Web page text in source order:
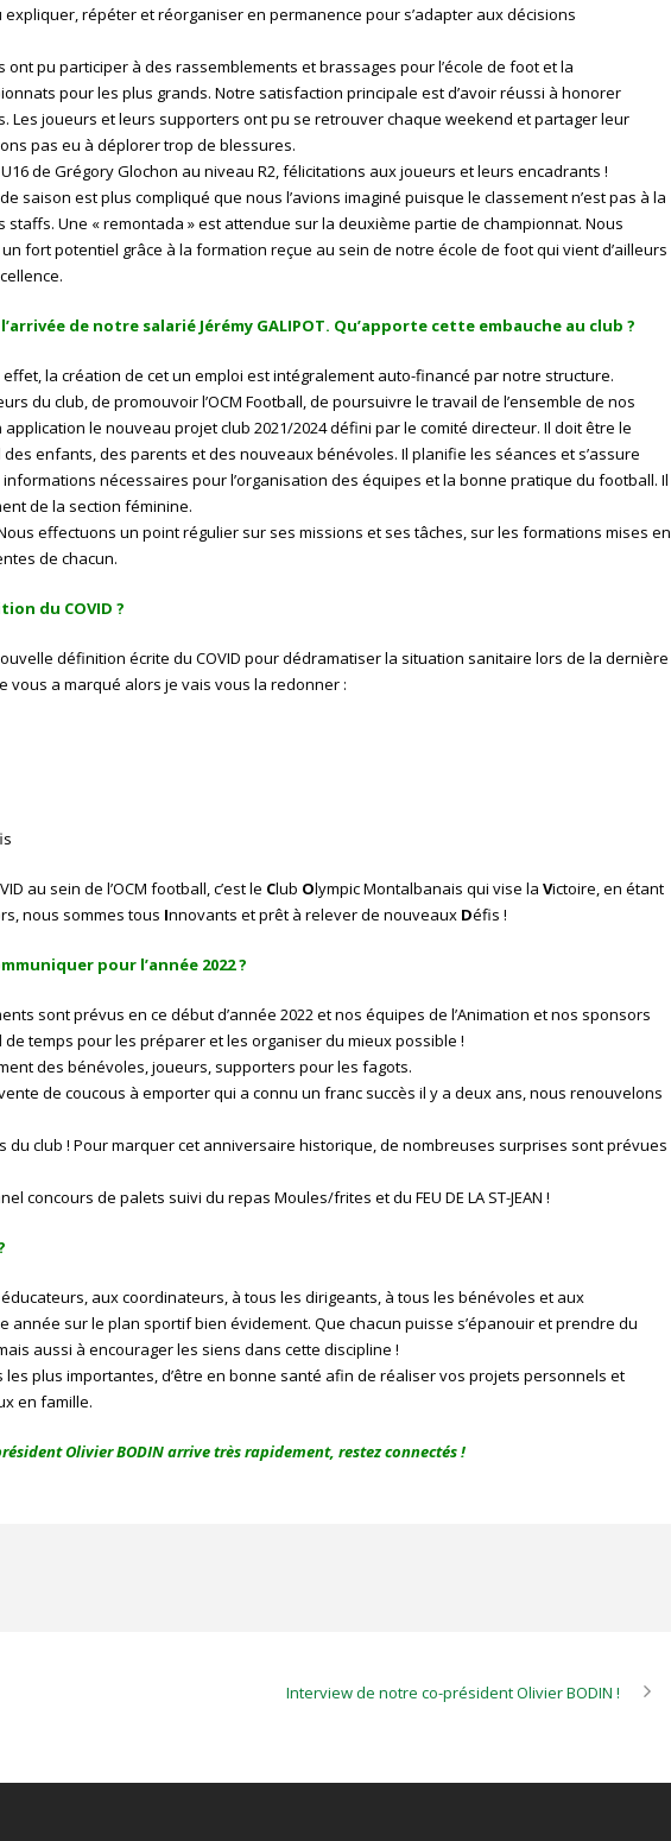
répéter et réorganiser en permanence pour s’adapter aux décisions
ont pu participer à des rassemblements et brassages pour l’école de foot et la
pour les plus grands. Notre satisfaction principale est d’avoir réussi à honorer
Les joueurs et leurs supporters ont pu se retrouver chaque weekend et partager leur
pas eu à déplorer trop de blessures.
de Grégory Glochon au niveau R2, félicitations aux joueurs et leurs encadrants !
saison est plus compliqué que nous l’avions imaginé puisque le classement n’est pas à la
Une « remontada » est attendue sur la deuxième partie de championnat. Nous
fort potentiel grâce à la formation reçue au sein de notre école de foot qui vient d’ailleurs
de notre salarié Jérémy GALIPOT. Qu’apporte cette embauche au club ?
effet, la création de cet un emploi est intégralement auto-financé par notre structure.
du club, de promouvoir l’OCM Football, de poursuivre le travail de l’ensemble de nos
le nouveau projet club 2021/2024 défini par le comité directeur. Il doit être le
des enfants, des parents et des nouveaux bénévoles. Il planifie les séances et s’assure
nécessaires pour l’organisation des équipes et la bonne pratique du football. Il
de la section féminine.
effectuons un point régulier sur ses missions et ses tâches, sur les formations mises en
de chacun.
du COVID ?
définition écrite du COVID pour dédramatiser la situation sanitaire lors de la dernière
vous a marqué alors je vais vous la redonner :
au sein de l’OCM football, c’est le Club Olympic Montalbanais qui vise la Victoire, en étant
nous sommes tous Innovants et prêt à relever de nouveaux Défis !
pour l’année 2022 ?
sont prévus en ce début d’année 2022 et nos équipes de l’Animation et nos sponsors
temps pour les préparer et les organiser du mieux possible !
des bénévoles, joueurs, supporters pour les fagots.
de coucous à emporter qui a connu un franc succès il y a deux ans, nous renouvelons
du club ! Pour marquer cet anniversaire historique, de nombreuses surprises sont prévues
concours de palets suivi du repas Moules/frites et du FEU DE LA ST-JEAN !
aux coordinateurs, à tous les dirigeants, à tous les bénévoles et aux
année sur le plan sportif bien évidement. Que chacun puisse s’épanouir et prendre du
aussi à encourager les siens dans cette discipline !
les plus importantes, d’être en bonne santé afin de réaliser vos projets personnels et
en famille.
Olivier BODIN arrive très rapidement, restez connectés !
Interview de notre co-président Olivier BODIN !